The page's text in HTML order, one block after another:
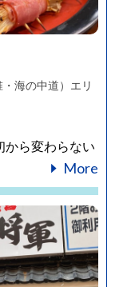
海の中道）エリ
から変わらない
More